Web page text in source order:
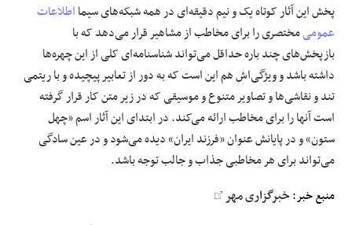
پخش این آثار کوتاه یک و نیم دقیقه‌ای در همه شبکه‌های سیمااطلاعات
عمومیمختصری را برای مخاطب از مشاهیر قرار می‌دهد که با
بازپخش‌های چند باره حداقل می‌تواند شناسنامه‌ای کلی از این چهره‌ها
داشته باشد و ویژگی‌اش هم این است که به دور از تعابیر پیچیده و با ریتمی
تند و نقاشی‌ها و تصاویر متنوع و موسیقی‌ که در زیر متن کار قرار گرفته
است آنها را برای مخاطب ارائه می‌کند. در ابتدای این آثار اسم «چهل
ستون» و در پایانش عنوان «فرزند ایران» دیده می‌شود و در عین سادگی
می‌تواند برای هر مخاطبی جذاب و جالب توجه باشد.
منبع خبر:خبرگزاری مهر